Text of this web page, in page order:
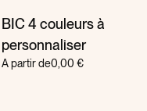
BIC 4 couleurs à
personnaliser
A partir de0,00 €